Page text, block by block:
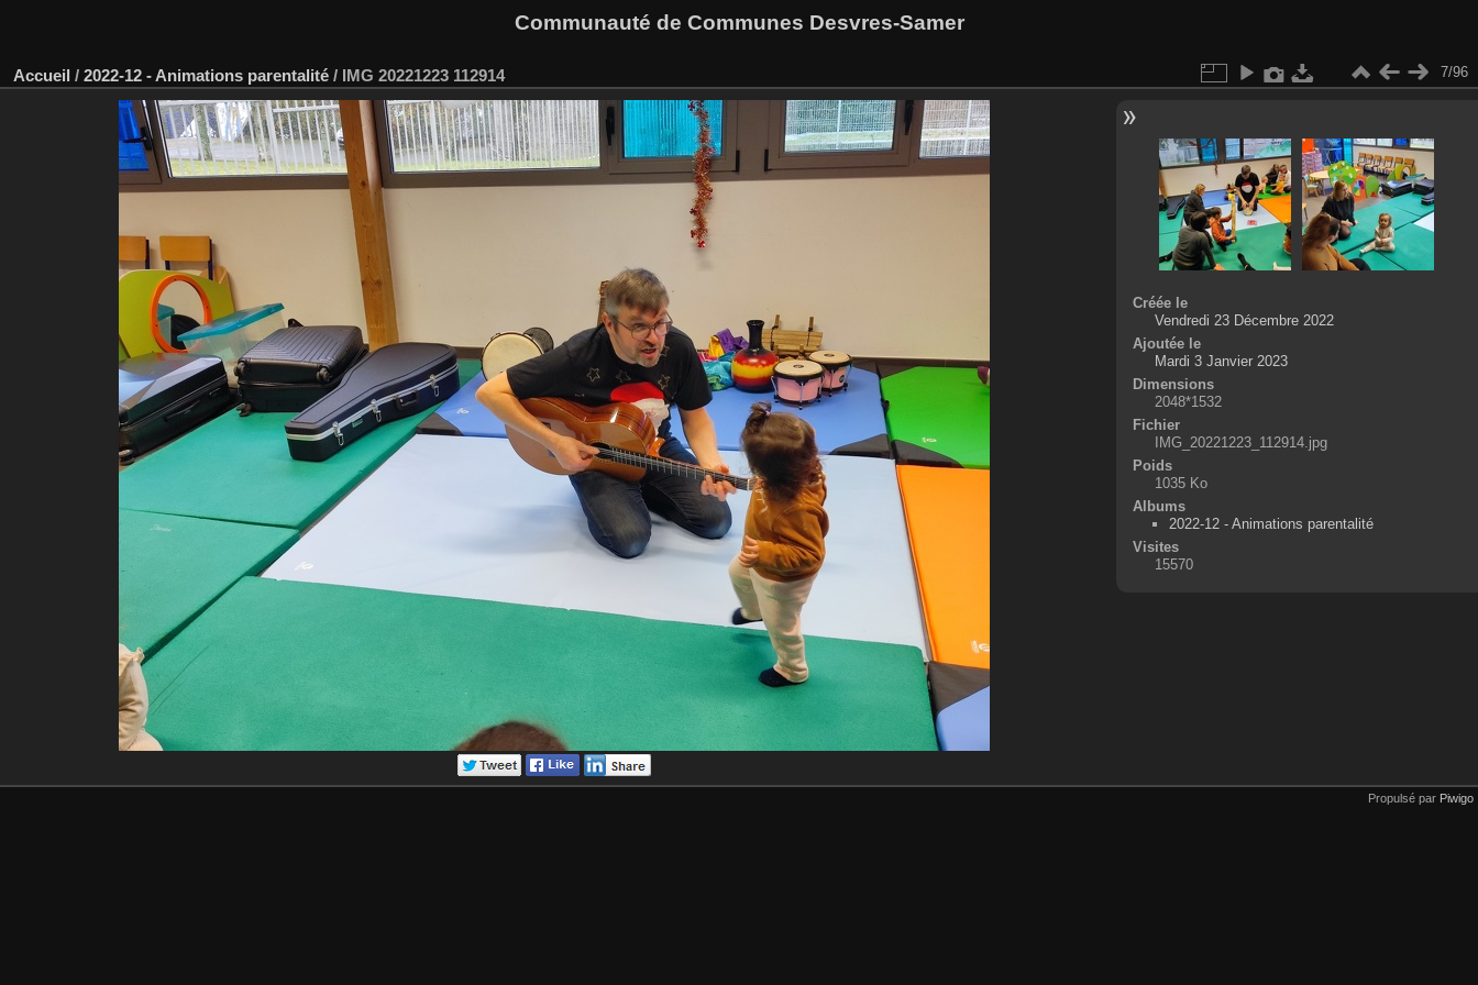
Communauté de Communes Desvres-Samer
Accueil / 2022-12 - Animations parentalité / IMG 20221223 112914 7/96
Créée le
Vendredi 23 Décembre 2022
Ajoutée le
Mardi 3 Janvier 2023
Dimensions
2048*1532
Fichier
IMG_20221223_112914.jpg
Poids
1035 Ko
Albums
2022-12 - Animations parentalité
Visites
15570
Propulsé par Piwigo